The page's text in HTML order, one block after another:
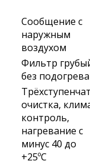
Сообщение с
наружным
воздухом
Фильтр
без подогрева
очистка,
контроль,
нагревание с
минус 40 до
+25ºС